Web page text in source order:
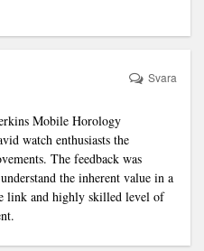
Mobile Horology
watch enthusiasts the
The feedback was
the inherent value in a
link and highly skilled level of
Svara